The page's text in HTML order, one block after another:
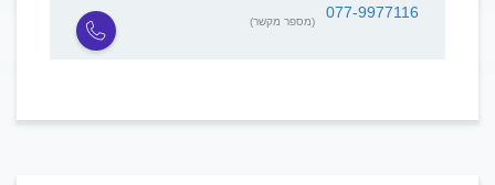
077-9977116
(מספר מקשר)